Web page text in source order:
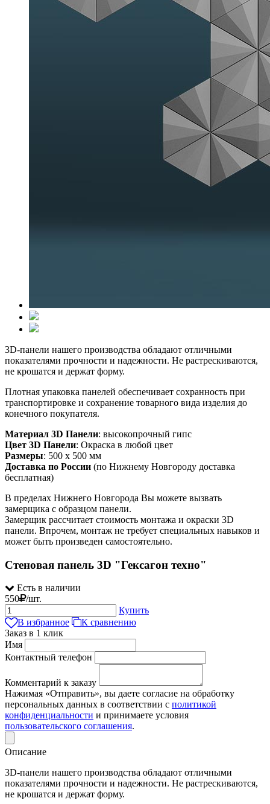
3D-панели нашего производства обладают отличными
показателями прочности и надежности. Не растрескиваются,
не крошатся и держат форму.
Плотная упаковка панелей обеспечивает сохранность при
транспортировке и сохранение товарного вида изделия до
конечного покупателя.
Материал 3D Панели: высокопрочный гипс
Цвет 3D Панели: Окраска в любой цвет
Размеры: 500 х 500 мм
Доставка по России (по Нижнему Новгороду доставка
бесплатная)
В пределах Нижнего Новгорода Вы можете вызвать
замерщика с образцом панели.
Замерщик рассчитает стоимость монтажа и окраски 3D
панели. Впрочем, монтаж не требует специальных навыков и
может быть произведен самостоятельно.
Стеновая панель 3D "Гексагон техно"
Есть в наличии
550
/шт.
Купить
В избранное
К сравнению
Заказ в 1 клик
Имя
Контактный телефон
Комментарий к заказу
Нажимая «Отправить», вы даете согласие на обработку
персональных данных в соответствии с политикой
конфиденциальности и принимаете условия
пользовательского соглашения.
Описание
3D-панели нашего производства обладают отличными
показателями прочности и надежности. Не растрескиваются,
не крошатся и держат форму.